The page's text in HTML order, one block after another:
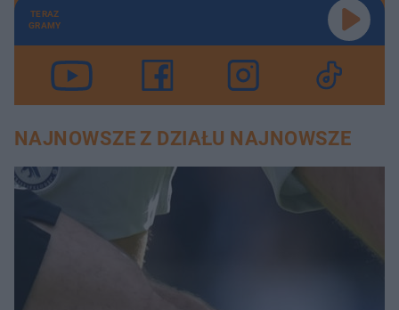
TERAZ
GRAMY
NAJNOWSZE Z DZIAŁU NAJNOWSZE